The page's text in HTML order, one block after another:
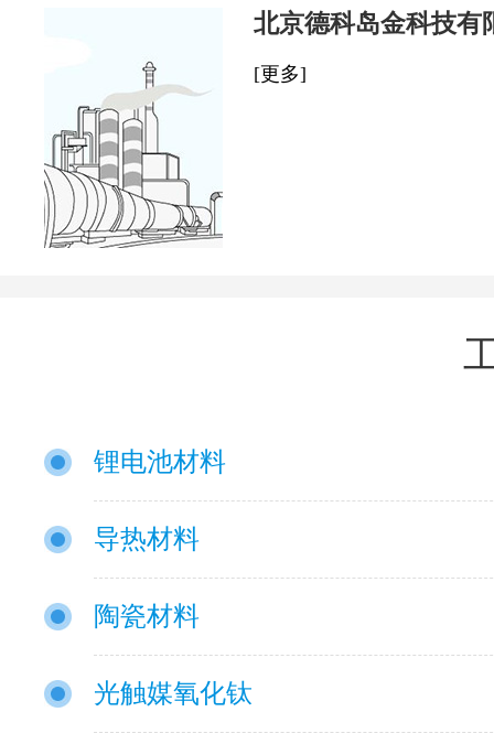
北京德科岛金科技有
[更多]
锂电池材料
导热材料
陶瓷材料
光触媒氧化钛